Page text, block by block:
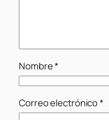
Nombre*
Correo electrónico*